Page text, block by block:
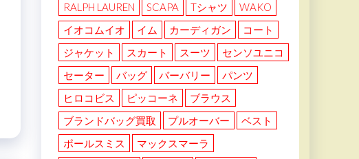
RALPH LAUREN
SCAPA Tシャツ
WAKO
イオコムイオ
イム カーディガン
コート
ジャケット
スカート スーツ
センソユニコ
セーター
バッグ バーバリー
パンツ
ヒロコビス
ピッコーネ
ブラウス
ブランドバッグ買取
プルオーバー
ベスト
ポールスミス
マックスマーラ